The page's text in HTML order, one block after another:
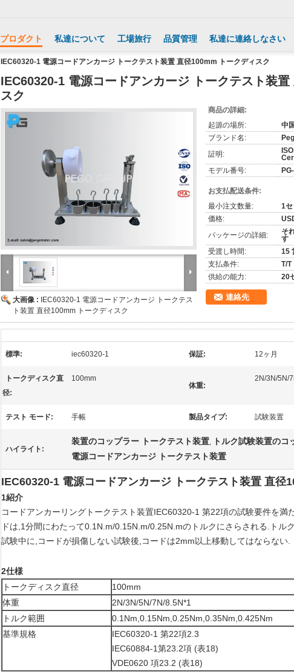
プロダクト 私達について 工場旅行 品質管理 私達に連絡しなさい
IEC60320-1 電源コードアンカージ トークテスト装置 直径100mm トークディスク
IEC60320-1 電源コードアンカージ トークテスト装
スク
大画像 :
IEC60320-1 電源コードアンカージ トークテス
ト装置 直径100mm トークディスク
商品の詳細:
起源の場所:
中国
ブランド名:
証明:
モデル番号:
お支払配送条件:
最小注文数量:
1セ
価格:
パッケージの詳細:
そ
す
受渡し時間:
15
支払条件:
T/T
供給の能力:
20
連絡先
標準: iec60320-1 保証: 12ヶ月
トークディスク直
径:
100mm
体重:
2N/3N/5N/
テスト モード: 手帳 製品タイプ: 試験装置
ハイライト:
装置のコップラー トークテスト装置, トルク試験装置のコ
電源コードアンカージ トークテスト装置
IEC60320-1 電源コードアンカージ トークテスト装置 直径
1紹介
コードアンカーリングトークテスト装置IEC60320-1 第22項の試験要件を満
ドは,1分間にわたって0.1N.m/0.15N.m/0.25N.mのトルクにさらされる.トル
試験中に,コードが損傷しない試験後,コードは2mm以上移動してはならない.
2仕様
トークディスク直径
100mm
体重
2N/3N/5N/7N/8.5N*1
トルク範囲
0.1Nm,0.15Nm,0.25Nm,0.35Nm,0.425Nm
基準規格
IEC60320-1 第22項2.3
IEC60884-1第23.2項 (表18)
VDE0620 項23.2 (表18)